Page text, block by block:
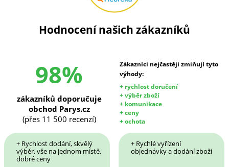
Hodnocení našich zákazníků
98%
Zákazníci nejčastěji zmiňují tyto
výhody:
+ rychlost doručení
+ výběr zboží
+ komunikace
+ ceny
+ ochota
zákazníků doporučuje
obchod Parys.cz
(přes 11 500 recenzí)
+ Rychlost dodání, skvělý
výběr, vše na jednom místě,
dobré ceny
+ Rychlé vyřízení
objednávky a dodání zboží